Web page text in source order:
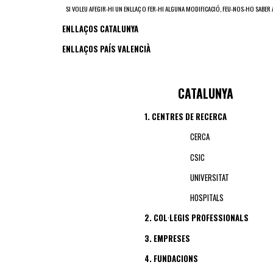
SI VOLEU AFEGIR-HI UN ENLLAÇ O FER-HI ALGUNA MODIFICACIÓ, FEU-NOS-HO SABER
ENLLAÇOS CATALUNYA
ENLLAÇOS PAÍS VALENCIÀ
CATALUNYA
1. CENTRES DE RECERCA
CERCA
CSIC
UNIVERSITAT
HOSPITALS
2. COL·LEGIS PROFESSIONALS
3. EMPRESES
4. FUNDACIONS